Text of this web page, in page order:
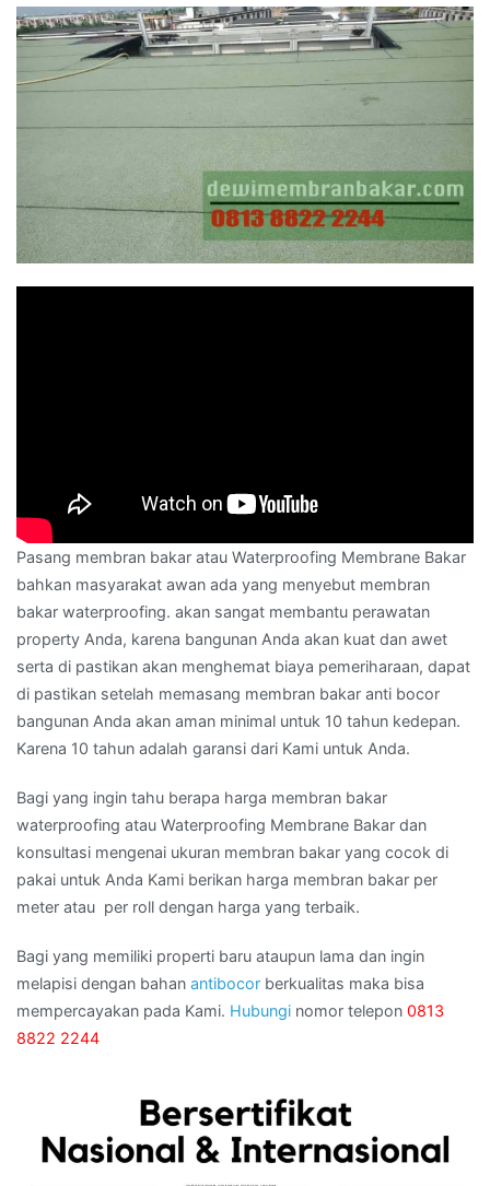
Pasang membran bakar atau Waterproofing Membrane Bakar
bahkan masyarakat awan ada yang menyebut membran
bakar waterproofing. akan sangat membantu perawatan
property Anda, karena bangunan Anda akan kuat dan awet
serta di pastikan akan menghemat biaya pemeriharaan, dapat
di pastikan setelah memasang membran bakar anti bocor
bangunan Anda akan aman minimal untuk 10 tahun kedepan.
Karena 10 tahun adalah garansi dari Kami untuk Anda.
Bagi yang ingin tahu berapa harga membran bakar
waterproofing atau Waterproofing Membrane Bakar dan
konsultasi mengenai ukuran membran bakar yang cocok di
pakai untuk Anda Kami berikan harga membran bakar per
meter atau per roll dengan harga yang terbaik.
Bagi yang memiliki properti baru ataupun lama dan ingin
melapisi dengan bahan antibocor berkualitas maka bisa
mempercayakan pada Kami. Hubungi nomor telepon 0813
8822 2244